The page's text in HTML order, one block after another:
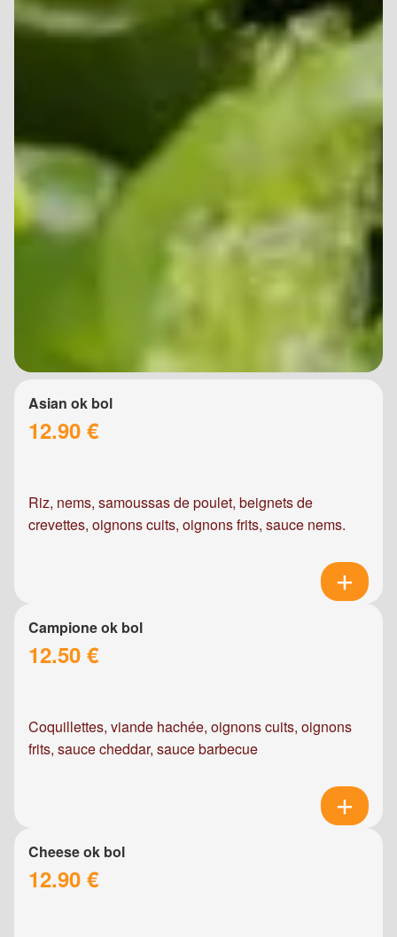
Asian ok bol
12.90 €
Riz, nems, samoussas de poulet, beignets de
crevettes, oignons cuits, oignons frits, sauce nems.
Campione ok bol
12.50 €
Coquillettes, viande hachée, oignons cuits, oignons
frits, sauce cheddar, sauce barbecue
Cheese ok bol
12.90 €